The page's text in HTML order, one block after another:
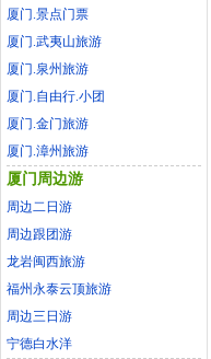
厦门.景点门票
厦门.武夷山旅游
厦门.泉州旅游
厦门.自由行.小团
厦门.金门旅游
厦门.漳州旅游
厦门周边游
周边二日游
周边跟团游
龙岩闽西旅游
福州永泰云顶旅游
周边三日游
宁德白水洋